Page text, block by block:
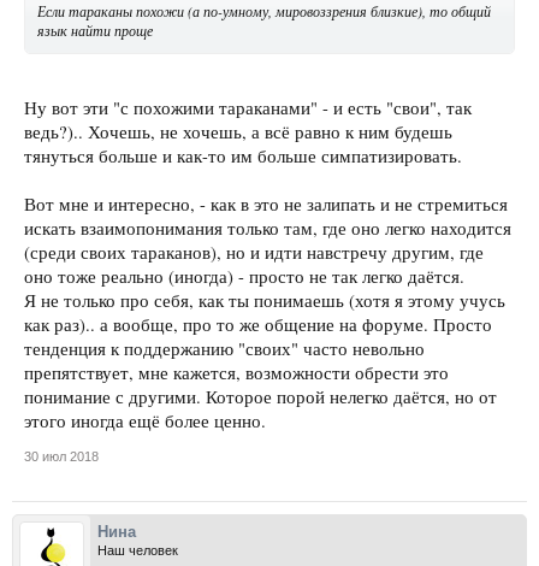
Если тараканы похожи (а по-умному, мировоззрения близкие), то общий
язык найти проще
Ну вот эти "с похожими тараканами" - и есть "свои", так
ведь?).. Хочешь, не хочешь, а всё равно к ним будешь
тянуться больше и как-то им больше симпатизировать.
Вот мне и интересно, - как в это не залипать и не стремиться
искать взаимопонимания только там, где оно легко находится
(среди своих тараканов), но и идти навстречу другим, где
оно тоже реально (иногда) - просто не так легко даётся.
Я не только про себя, как ты понимаешь (хотя я этому учусь
как раз).. а вообще, про то же общение на форуме. Просто
тенденция к поддержанию "своих" часто невольно
препятствует, мне кажется, возможности обрести это
понимание с другими. Которое порой нелегко даётся, но от
этого иногда ещё более ценно.
30 июл 2018
Нина
Наш человек